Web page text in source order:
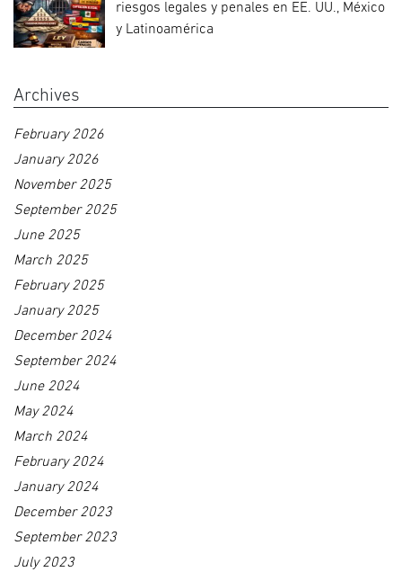
riesgos legales y penales en EE. UU., México
y Latinoamérica
Archives
February 2026
January 2026
November 2025
September 2025
June 2025
March 2025
February 2025
January 2025
December 2024
September 2024
June 2024
May 2024
March 2024
February 2024
January 2024
December 2023
September 2023
July 2023